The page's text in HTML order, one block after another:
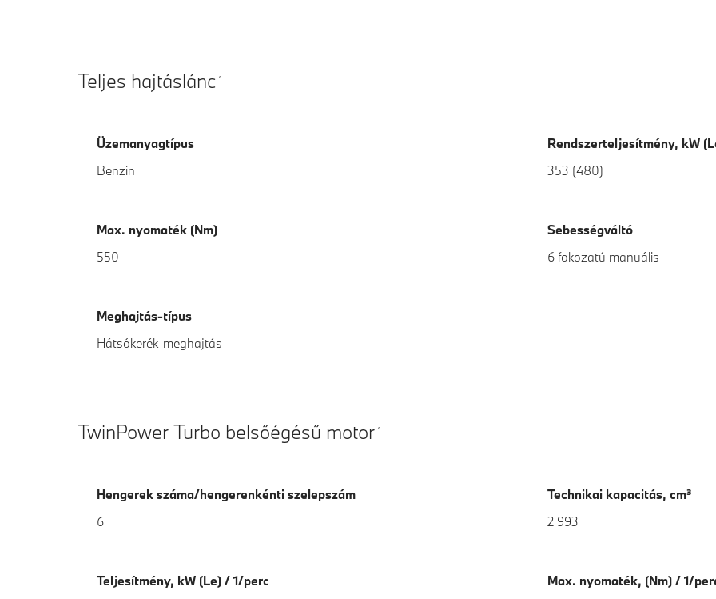
Teljes hajtáslánc 1
Üzemanyagtípus
Benzin
Rendszerteljesítmény, kW
353 (480)
Max. nyomaték (Nm)
550
Sebességváltó
6 fokozatú manuális
Meghajtás-típus
Hátsókerék-meghajtás
TwinPower Turbo belsőégésű motor 1
Hengerek száma/hengerenkénti szelepszám
6
Technikai kapacitás, cm³
2 993
Teljesítmény, kW (Le) / 1/perc
Max. nyomaték, (Nm) / 1/